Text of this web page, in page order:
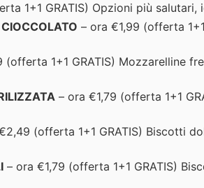
1+1 GRATIS) Opzioni più
– ora €1,99 (offerta
1+1 GRATIS) Mozzarelline
– ora €1,79 (offerta 1+1
(offerta 1+1 GRATIS) Biscotti
– ora €1,79 (offerta 1+1 GRATIS)